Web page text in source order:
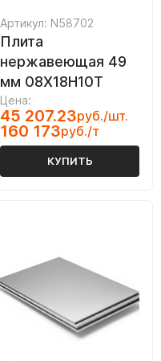
Артикул: N58702
Плита
нержавеющая 49
мм 08Х18Н10Т
Цена:
45 207.23руб./шт.
160 173руб./т
КУПИТЬ